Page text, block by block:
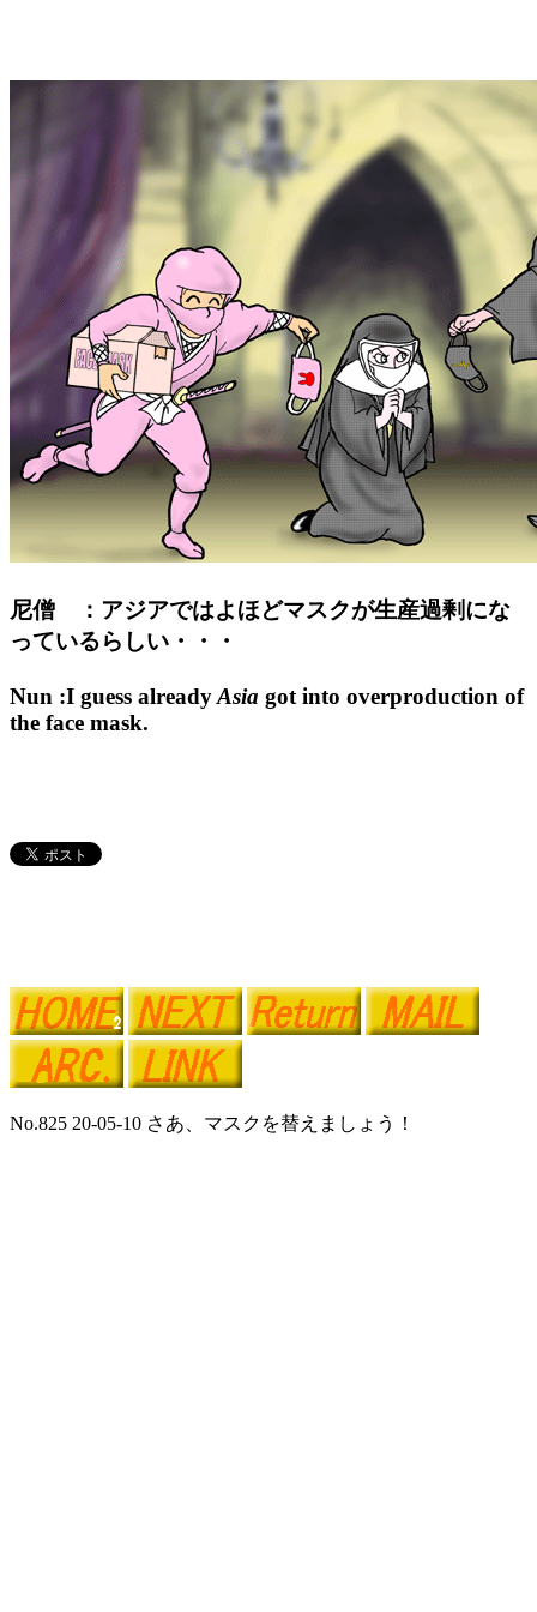
尼僧 ：アジアではよほどマスクが生産過剰にな
っているらしい・・・
Nun :I guess alreadyAsia got into overproduction of
the face mask.
No.825 20-05-10 さあ、マスクを替えましょう！